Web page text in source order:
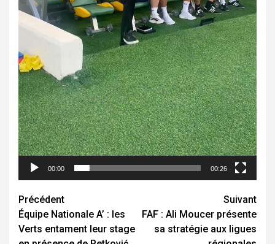
00:00 00:26
Navigation
d’article
Précédent
Équipe Nationale A’ : les
Verts entament leur stage
Suivant
FAF : Ali Moucer présente
sa stratégie aux ligues